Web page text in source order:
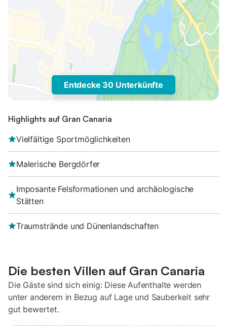
Entdecke 30 Unterkünfte
Highlights auf Gran Canaria
Vielfältige Sportmöglichkeiten
Malerische Bergdörfer
Imposante Felsformationen und archäologische
Stätten
Traumstrände und Dünenlandschaften
Die besten Villen auf Gran Canaria
Die Gäste sind sich einig: Diese Aufenthalte werden
unter anderem in Bezug auf Lage und Sauberkeit sehr
gut bewertet.